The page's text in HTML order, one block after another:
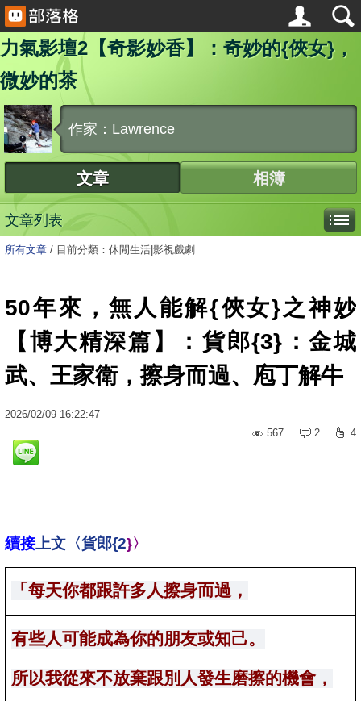
力氣影壇2【奇影妙香】：奇妙的{俠女}，
微妙的茶
作家：Lawrence
文章 相簿
文章列表
所有文章 / 目前分類：休閒生活|影視戲劇
50年來，無人能解{俠女}之神妙
【博大精深篇】：貨郎{3}：金城
武、王家衛，擦身而過、庖丁解牛
2026/02/09 16:22:47
567
2 4
續接上文〈貨郎{2}〉
「每天你都跟許多人擦身而過，
有些人可能成為你的朋友或知己。
所以我從來不放棄跟別人發生磨擦的機會，